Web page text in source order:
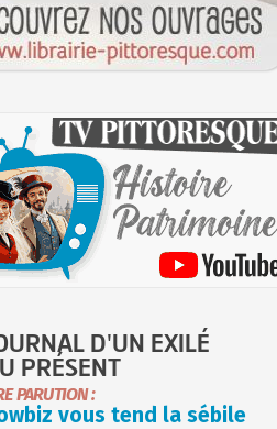
D'UN EXILÉ
PRÉSENT
PARUTION :
vous tend la sébile